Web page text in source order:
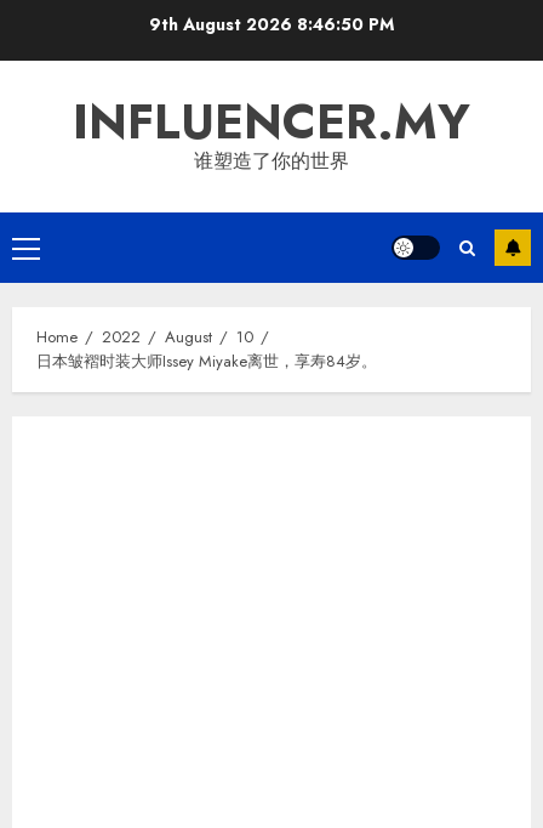
9th August 20268:46:51 PM
INFLUENCER.MY
谁塑造了你的世界
Primary
Menu
Home 2022 August
10
日本皱褶时装大师Issey Miyake离世，享寿84岁。